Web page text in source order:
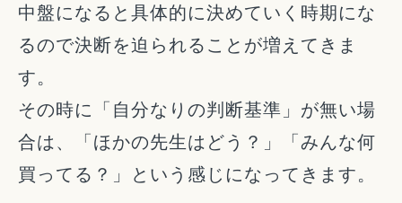
中盤になると具体的に決めていく時期にな
るので決断を迫られることが増えてきま
す。
その時に「自分なりの判断基準」が無い場
合は、「ほかの先生はどう？」「みんな何
買ってる？」という感じになってきます。